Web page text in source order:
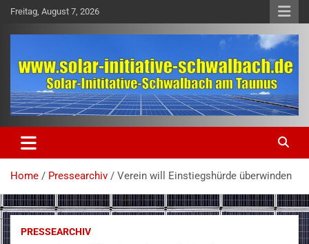
Skip
content
Freitag, August 7, 2026
solar-initiative-schwalbach.de
Home Pressearchiv Verein will Einstiegshürde überwinden
PRESSEARCHIV